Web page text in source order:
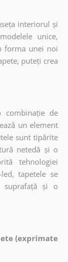
interiorul și
unice,
forma unei noi
puteți crea
combinație de
un element
sunt tipărite
netedă și o
tehnologiei
tapetele se
suprafață și o
(exprimate